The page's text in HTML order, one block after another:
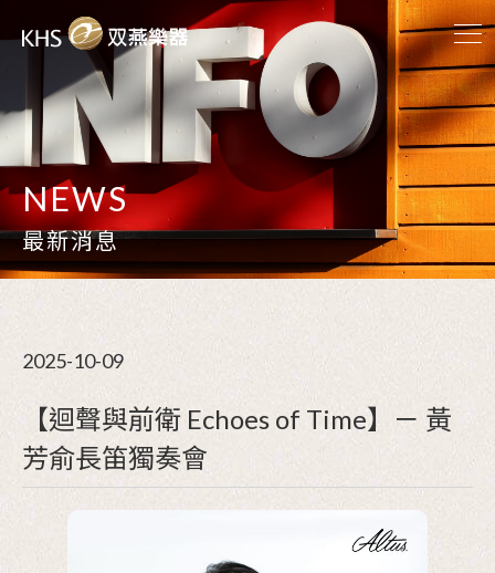
NEWS
最新消息
2025-10-09
【迴聲與前衛 Echoes of Time】－ 黃
芳俞長笛獨奏會